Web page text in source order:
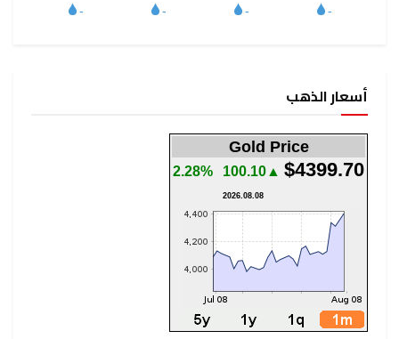
أسعار الذهب
Gold Price
$4399.70
▲100.10
2.28%
2026.08.08